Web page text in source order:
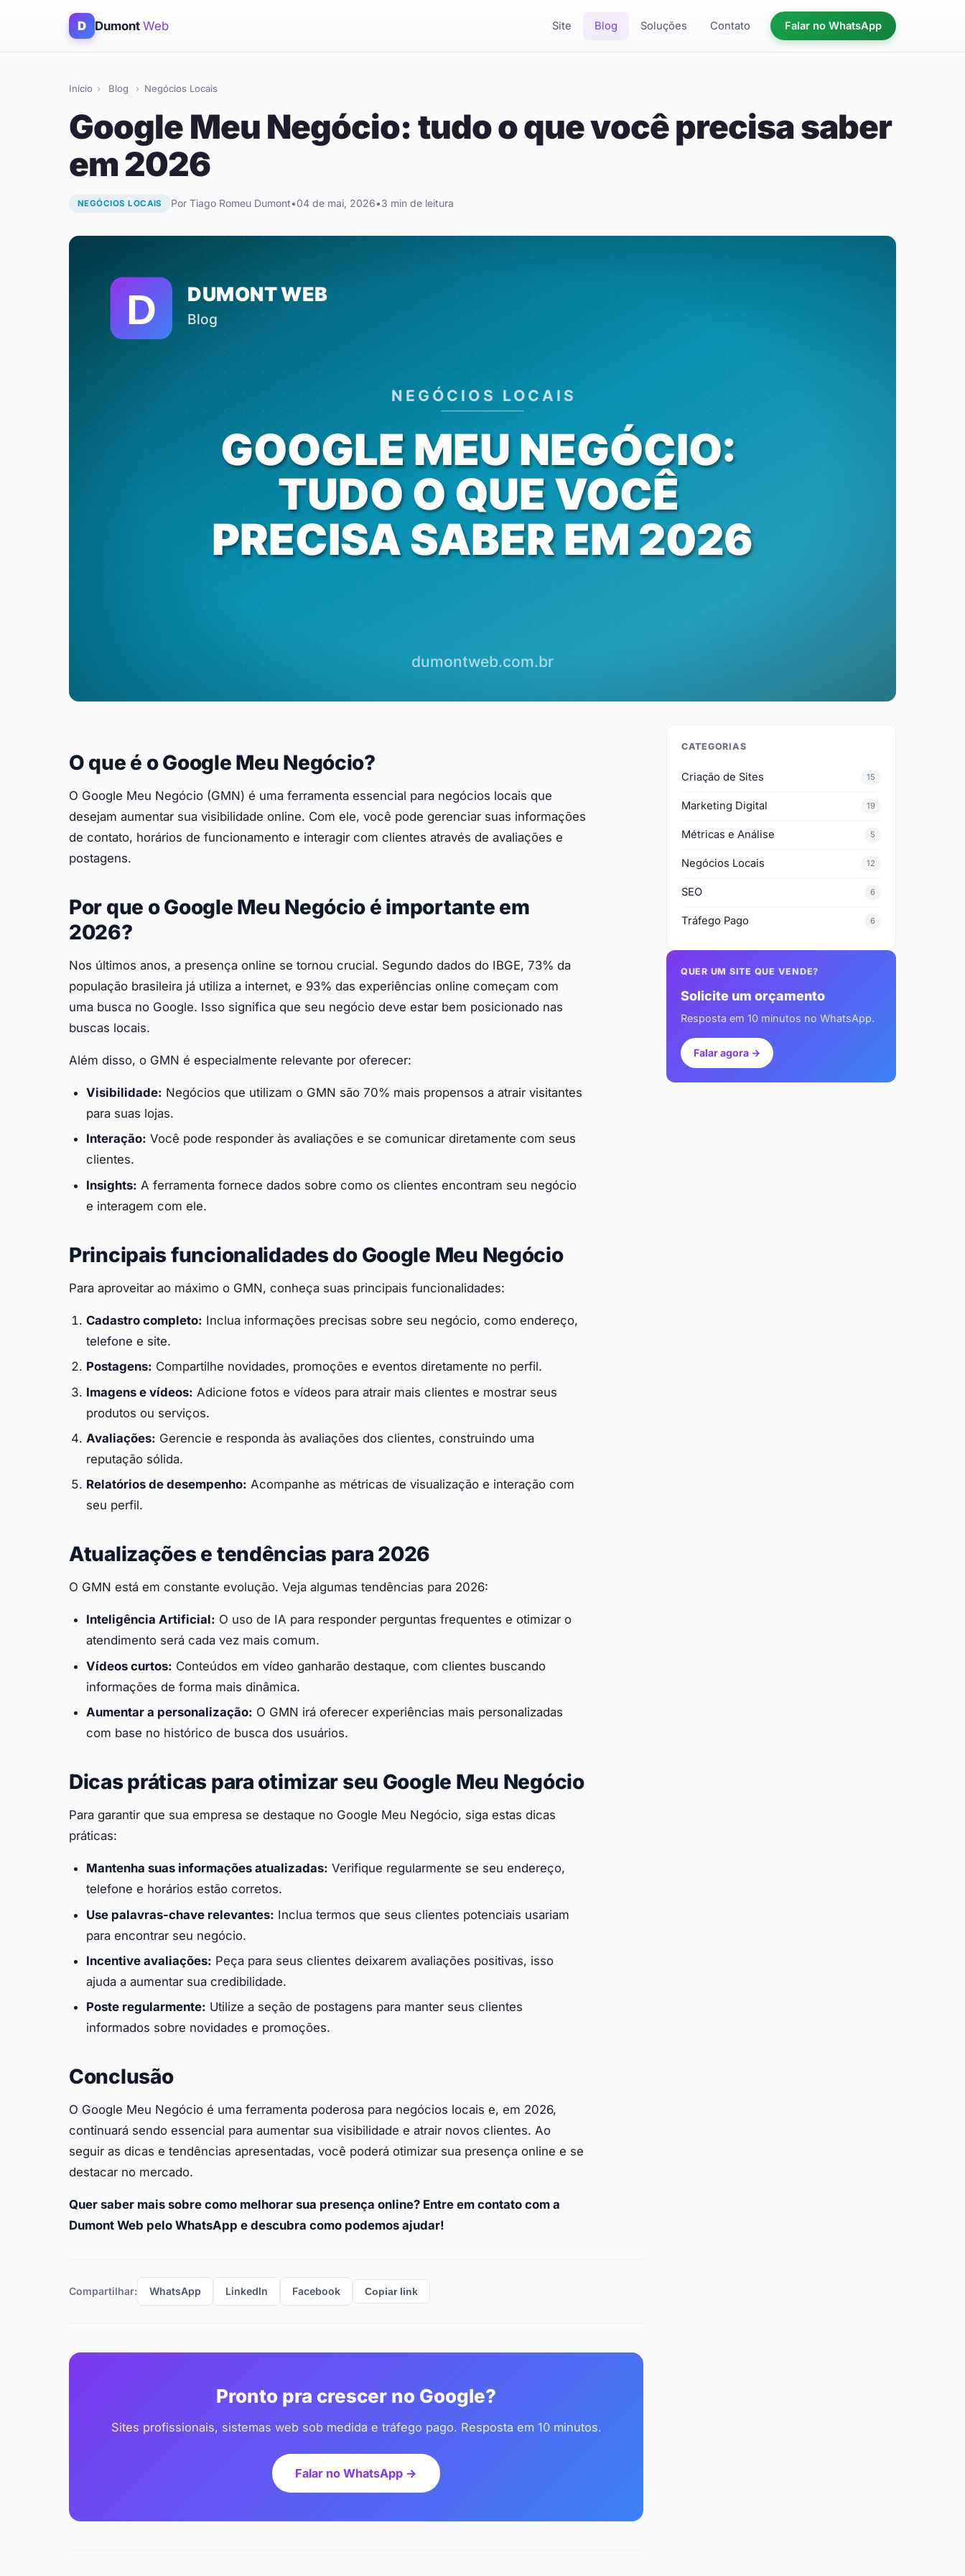
D Dumont Web Site Blog Soluções Contato Falar no WhatsApp
Início › Blog › Negócios Locais
Google Meu Negócio: tudo o que você precisa saber
em 2026
NEGÓCIOS LOCAIS Por Tiago Romeu Dumont•04 de mai, 2026•3 min de leitura
O que é o Google Meu Negócio?
O Google Meu Negócio (GMN) é uma ferramenta essencial para negócios locais que
desejam aumentar sua visibilidade online. Com ele, você pode gerenciar suas informações
de contato, horários de funcionamento e interagir com clientes através de avaliações e
postagens.
Por que o Google Meu Negócio é importante em
2026?
Nos últimos anos, a presença online se tornou crucial. Segundo dados do IBGE, 73% da
população brasileira já utiliza a internet, e 93% das experiências online começam com
uma busca no Google. Isso significa que seu negócio deve estar bem posicionado nas
buscas locais.
Além disso, o GMN é especialmente relevante por oferecer:
Visibilidade: Negócios que utilizam o GMN são 70% mais propensos a atrair visitantes
para suas lojas.
Interação: Você pode responder às avaliações e se comunicar diretamente com seus
clientes.
Insights: A ferramenta fornece dados sobre como os clientes encontram seu negócio
e interagem com ele.
Principais funcionalidades do Google Meu Negócio
Para aproveitar ao máximo o GMN, conheça suas principais funcionalidades:
Cadastro completo: Inclua informações precisas sobre seu negócio, como endereço,
telefone e site.
Postagens: Compartilhe novidades, promoções e eventos diretamente no perfil.
Imagens e vídeos: Adicione fotos e vídeos para atrair mais clientes e mostrar seus
produtos ou serviços.
Avaliações: Gerencie e responda às avaliações dos clientes, construindo uma
reputação sólida.
Relatórios de desempenho: Acompanhe as métricas de visualização e interação com
seu perfil.
Atualizações e tendências para 2026
O GMN está em constante evolução. Veja algumas tendências para 2026:
Inteligência Artificial: O uso de IA para responder perguntas frequentes e otimizar o
atendimento será cada vez mais comum.
Vídeos curtos: Conteúdos em vídeo ganharão destaque, com clientes buscando
informações de forma mais dinâmica.
Aumentar a personalização: O GMN irá oferecer experiências mais personalizadas
com base no histórico de busca dos usuários.
Dicas práticas para otimizar seu Google Meu Negócio
Para garantir que sua empresa se destaque no Google Meu Negócio, siga estas dicas
práticas:
Mantenha suas informações atualizadas: Verifique regularmente se seu endereço,
telefone e horários estão corretos.
Use palavras-chave relevantes: Inclua termos que seus clientes potenciais usariam
para encontrar seu negócio.
Incentive avaliações: Peça para seus clientes deixarem avaliações positivas, isso
ajuda a aumentar sua credibilidade.
Poste regularmente: Utilize a seção de postagens para manter seus clientes
informados sobre novidades e promoções.
Conclusão
O Google Meu Negócio é uma ferramenta poderosa para negócios locais e, em 2026,
continuará sendo essencial para aumentar sua visibilidade e atrair novos clientes. Ao
seguir as dicas e tendências apresentadas, você poderá otimizar sua presença online e se
destacar no mercado.
Quer saber mais sobre como melhorar sua presença online? Entre em contato com a
Dumont Web pelo WhatsApp e descubra como podemos ajudar!
Compartilhar: WhatsApp LinkedIn Facebook Copiar link
Pronto pra crescer no Google?
Sites profissionais, sistemas web sob medida e tráfego pago. Resposta em 10 minutos.
Falar no WhatsApp →
CATEGORIAS
Criação de Sites 15
Marketing Digital 19
Métricas e Análise 5
Negócios Locais 12
SEO 6
Tráfego Pago 6
QUER UM SITE QUE VENDE?
Solicite um orçamento
Resposta em 10 minutos no WhatsApp.
Falar agora →